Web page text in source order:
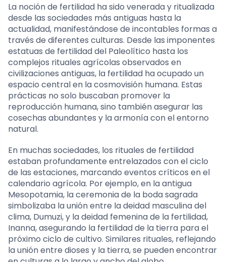
La noción de fertilidad ha sido venerada y ritualizada
desde las sociedades más antiguas hasta la
actualidad, manifestándose de incontables formas a
través de diferentes culturas. Desde las imponentes
estatuas de fertilidad del Paleolítico hasta los
complejos rituales agrícolas observados en
civilizaciones antiguas, la fertilidad ha ocupado un
espacio central en la cosmovisión humana. Estas
prácticas no solo buscaban promover la
reproducción humana, sino también asegurar las
cosechas abundantes y la armonía con el entorno
natural.
En muchas sociedades, los rituales de fertilidad
estaban profundamente entrelazados con el ciclo
de las estaciones, marcando eventos críticos en el
calendario agrícola. Por ejemplo, en la antigua
Mesopotamia, la ceremonia de la boda sagrada
simbolizaba la unión entre la deidad masculina del
clima, Dumuzi, y la deidad femenina de la fertilidad,
Inanna, asegurando la fertilidad de la tierra para el
próximo ciclo de cultivo. Similares rituales, reflejando
la unión entre dioses y la tierra, se pueden encontrar